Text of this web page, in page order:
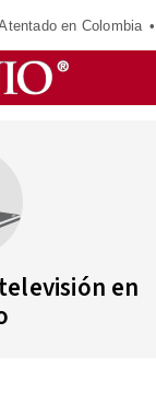
en Colombia
en